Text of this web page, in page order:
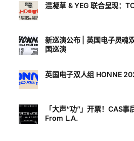
混凝草 & YEG 联合呈现：
新巡演公布 | 英国电子灵魂
国巡演
英国电子双人组 HONNE
「大声“功”」开票！CAS
From L.A.